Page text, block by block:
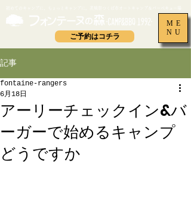
ご予約はコチラ
ME
NU
記事
アーリーチェックイン&バ
ーガーで始めるキャンプ
どうですか
fontaine-rangers
6月18日